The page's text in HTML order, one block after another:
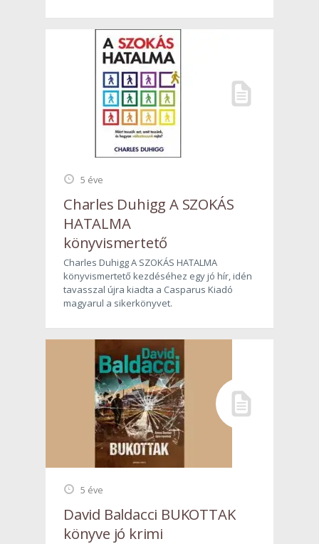
5 éve
Charles Duhigg A SZOKÁS
HATALMA
könyvismertető
Charles Duhigg A SZOKÁS HATALMA
könyvismertető kezdéséhez egy jó hír, idén
tavasszal újra kiadta a Casparus Kiadó
magyarul a sikerkönyvet.
5 éve
David Baldacci BUKOTTAK
könyve jó krimi